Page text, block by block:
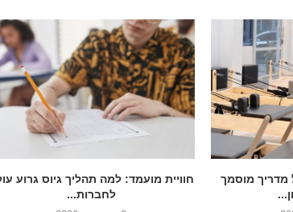
מדריך מוסמך
חוויית מועמד: למה תהליך גיוס גרוע
לחברות...